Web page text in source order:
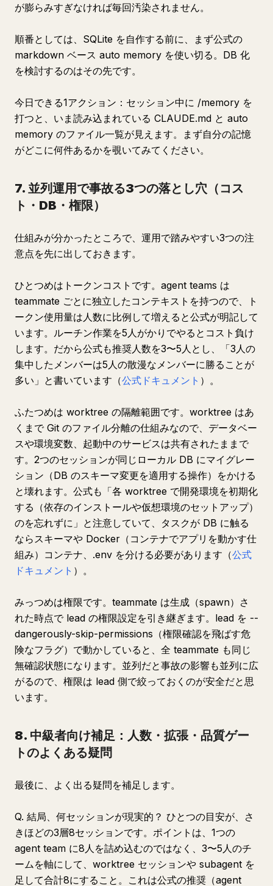
が膨らみすぎなければ毎回汚染されません。
順番としては、SQLite を自作する前に、まず公式の
markdown ベース auto memory を使い切る。DB 化
を検討するのはその先です。
今日できる1アクション：セッション中に /memory を
打つと、いま読み込まれている CLAUDE.md と auto
memory のファイル一覧が見えます。まず自分の記憶
がどこに何件あるかを覗いてみてください。
7. 並列運用で事故る3つの落とし穴（コス
ト・DB・権限）
仕組みが分かったところで、運用で踏みやすい3つの注
意点を先に出しておきます。
ひとつめはトークンコストです。agent teams は
teammate ごとに独立したコンテキストを持つので、ト
ークン使用量は人数に比例して増えると公式が明記して
います。ルーチン作業を5人がかりでやるとコスト負け
します。だから公式も推奨人数を3〜5人とし、「3人の
集中したメンバーは5人の散漫なメンバーに勝ることが
多い」と書いています（公式ドキュメント ）。
ふたつめは worktree の隔離範囲です。worktree はあ
くまで Git のファイル分離の仕組みなので、データベー
スや環境変数、起動中のサービスは共有されたままで
す。2つのセッションが同じローカル DB にマイグレー
ション（DB のスキーマ変更を適用する操作）をかける
と壊れます。公式も「各 worktree で開発環境を初期化
する（依存のインストールや仮想環境のセットアップ）
のを忘れずに」と注意していて、タスクが DB に触る
ならスキーマや Docker（コンテナでアプリを動かす仕
組み）コンテナ、.env を分ける必要があります（公式
ドキュメント ）。
みっつめは権限です。teammate は生成（spawn）さ
れた時点で lead の権限設定を引き継ぎます。lead を --
dangerously-skip-permissions（権限確認を飛ばす危
険なフラグ）で動かしていると、全 teammate も同じ
無確認状態になります。並列だと事故の影響も並列に広
がるので、権限は lead 側で絞っておくのが安全だと思
います。
8. 中級者向け補足：人数・拡張・品質ゲー
トのよくある疑問
最後に、よく出る疑問を補足します。
Q. 結局、何セッションが現実的？ ひとつの目安が、さ
きほどの3層8セッションです。ポイントは、1つの
agent team に8人を詰め込むのではなく、3〜5人のチ
ームを軸にして、worktree セッションや subagent を
足して合計8にすること。これは公式の推奨（agent